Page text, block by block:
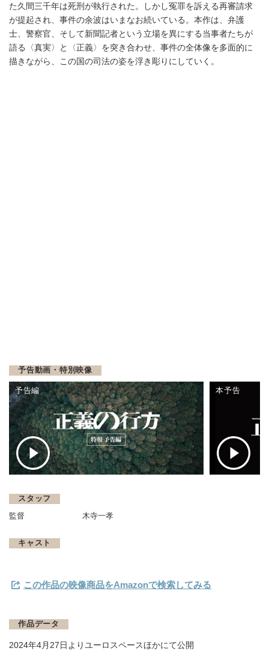
た久間三千年は死刑が執行された。しかし冤罪を訴える再審請求
が提起され、事件の余波はいまなお続いている。本作は、弁護
士、警察官、そして新聞記者という立場を異にする当事者たちが
語る〈真実〉と〈正義〉を突き合わせ、事件の全体像を多面的に
描きながら、この国の司法の姿を浮き彫りにしていく。
予告動画・特別映像
予告編 本予告
スタッフ
監督 木寺一孝
キャスト
この作品の映像商品をAmazonで検索してみる
作品データ
2024年4月27日よりユーロスペースほかにて公開